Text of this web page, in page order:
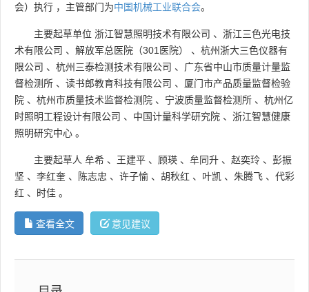
会）执行 ，主管部门为中国机械工业联合会。
主要起草单位 浙江智慧照明技术有限公司 、 浙江三色光电技
术有限公司 、 解放军总医院（301医院） 、 杭州浙大三色仪器有
限公司 、 杭州三泰检测技术有限公司 、 广东省中山市质量计量监
督检测所 、 读书郎教育科技有限公司 、 厦门市产品质量监督检验
院 、 杭州市质量技术监督检测院 、 宁波质量监督检测所 、 杭州亿
时照明工程设计有限公司 、 中国计量科学研究院 、 浙江智慧健康
照明研究中心 。
主要起草人 牟希 、 王建平 、 顾瑛 、 牟同升 、 赵奕玲 、 彭振
坚 、 李红奎 、 陈志忠 、 许子愉 、 胡秋红 、 叶凯 、 朱腾飞 、 代彩
红 、 时佳 。
查看全文 意见建议